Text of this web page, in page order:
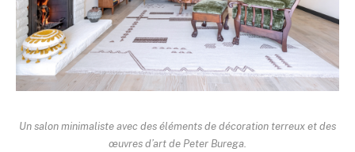
Un salon minimaliste avec des éléments de décoration terreux et des
œuvres d’art de Peter Burega.